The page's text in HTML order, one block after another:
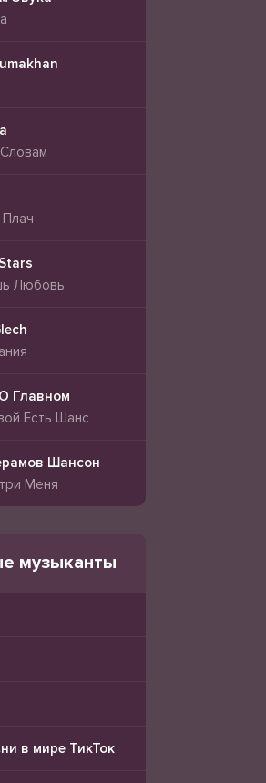
Любовь
Главном
Есть Шанс
Шансон
Меня
музыканты
в мире ТикТок